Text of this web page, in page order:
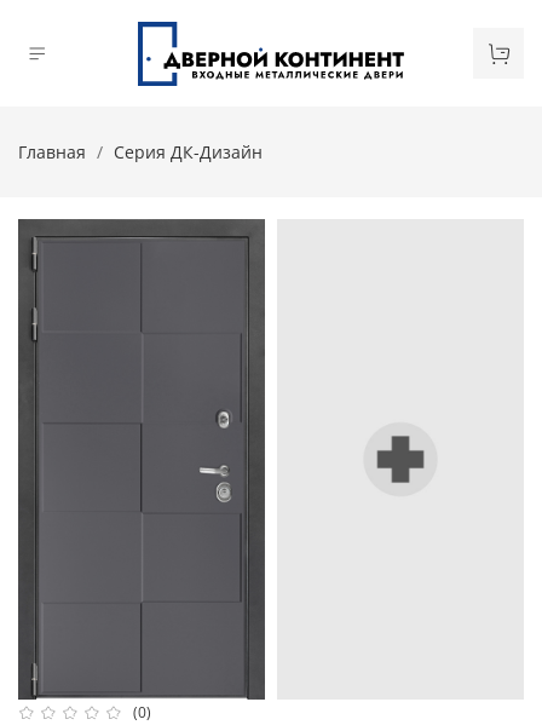
Главная Серия ДК-Дизайн
(0)